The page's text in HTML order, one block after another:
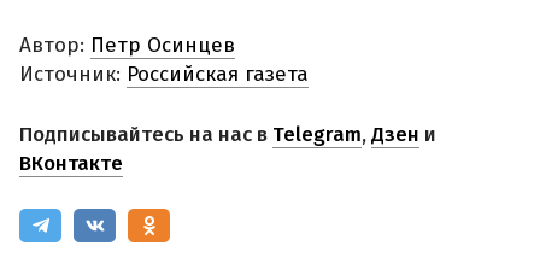
Автор: Петр Осинцев
Источник: Российская газета
Подписывайтесь на нас в Telegram,Дзен и
ВКонтакте